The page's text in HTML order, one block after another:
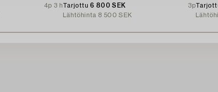
4p 3 h Tarjottu 6 800 SEK
3p
Lähtöhinta 8 500 SEK